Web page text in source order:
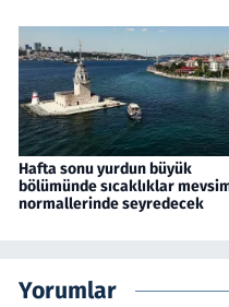
Hafta sonu yurdun büyük
bölümünde sıcaklıklar
normallerinde seyredecek
Yorumlar